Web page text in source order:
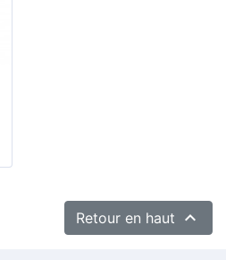
Retour en haut 